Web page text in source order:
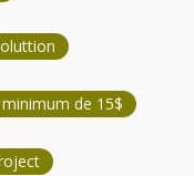
de 15$